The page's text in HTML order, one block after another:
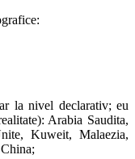
la nivel declarativ; eu
Arabia Saudita,
Kuweit, Malaezia,